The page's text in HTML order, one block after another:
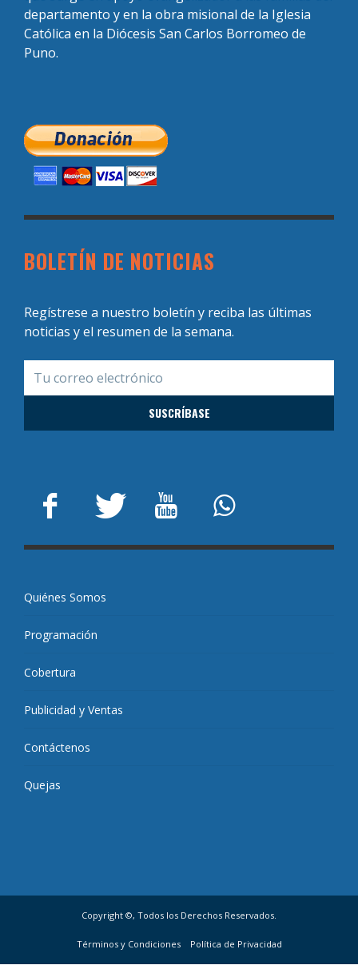
departamento y en la obra misional de la Iglesia
Católica en la Diócesis San Carlos Borromeo de
Puno.
BOLETÍN DE NOTICIAS
Regístrese a nuestro boletín y reciba las últimas
noticias y el resumen de la semana.
Quiénes Somos
Programación
Cobertura
Publicidad y Ventas
Contáctenos
Quejas
Copyright ©, Todos los Derechos Reservados.
Términos y Condiciones Política de Privacidad